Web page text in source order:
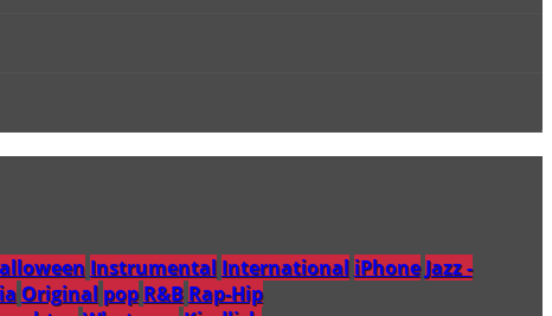
Instrumental International iPhone Jazz -
Original pop R&B Rap-Hip